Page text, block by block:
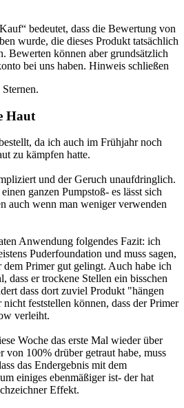
bedeutet, dass die Bewertung von
wurde, die dieses Produkt tatsächlich
Bewerten können aber grundsätzlich
bei uns haben. Hinweis schließen
Haut
da ich auch im Frühjahr noch
zu kämpfen hatte.
und der Geruch unaufdringlich.
ganzen Pumpstoß- es lässt sich
auch wenn man weniger verwenden
Anwendung folgendes Fazit: ich
Puderfoundation und muss sagen,
dem Primer gut gelingt. Auch habe ich
dass er trockene Stellen ein bisschen
dass dort zuviel Produkt "hängen
feststellen können, dass der Primer
verleiht.
Woche das erste Mal wieder über
von 100% drüber getraut habe, muss
das Endergebnis mit dem
einiges ebenmäßiger ist- der hat
Effekt.